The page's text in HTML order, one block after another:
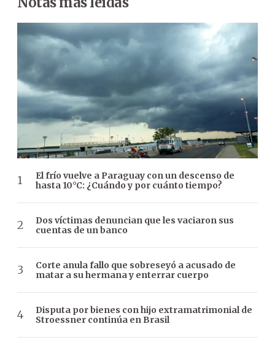
El frío vuelve a Paraguay con un descenso de
hasta 10°C: ¿Cuándo y por cuánto tiempo?
Dos víctimas denuncian que les vaciaron sus
cuentas de un banco
Corte anula fallo que sobreseyó a acusado de
matar a su hermana y enterrar cuerpo
Disputa por bienes con hijo extramatrimonial de
Stroessner continúa en Brasil